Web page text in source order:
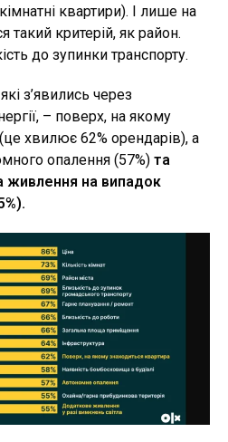
квартири). І лише на
такий критерій, як район.
до зупинки транспорту.
з’явились через
– поверх, на якому
хвилює 62% орендарів), а
опалення (57%) та
на випадок